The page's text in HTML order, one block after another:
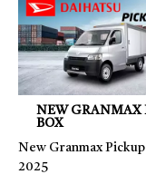
NEW GRANMAX
BOX
New Granmax
2025